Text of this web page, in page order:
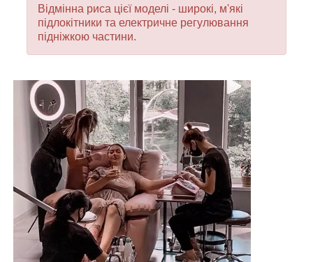
Відмінна риса цієї моделі - широкі, м'які
підлокітники та електричне регулювання
підніжкою частини.